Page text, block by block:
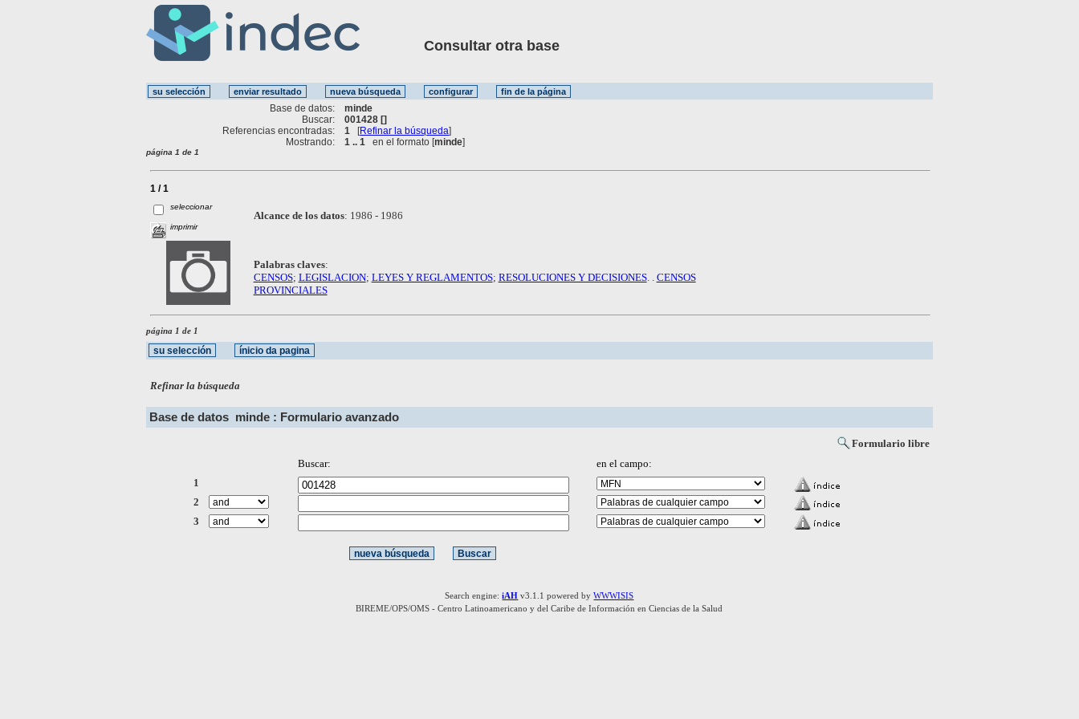
Consultar otra base
Base de datos:
minde
Buscar:
001428 []
Referencias encontradas:
1 [Refinar la búsqueda]
Mostrando:
1 .. 1 en el formato [minde]
página 1 de 1
1 / 1
seleccionar
imprimir
Alcance de los datos: 1986 - 1986
Palabras claves:
CENSOS; LEGISLACION; LEYES Y REGLAMENTOS; RESOLUCIONES Y DECISIONES. . CENSOS
PROVINCIALES
página 1 de 1
Refinar la búsqueda
Base de datos minde : Formulario avanzado
Formulario libre
Buscar:
en el campo:
1
2
3
Search engine:iAH v3.1.1 powered byWWWISIS
BIREME/OPS/OMS - Centro Latinoamericano y del Caribe de Información en Ciencias de la Salud